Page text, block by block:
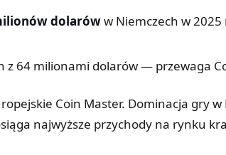
dolaróww Niemczech w
z 64 milionami dolarów — przewaga
Coin Master. Dominacja gry
najwyższe przychody na rynku